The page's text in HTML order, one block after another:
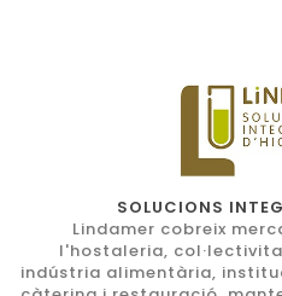
SOLUCIONS
Lindamer cobreix
l'hostaleria,
indústria alimentària,